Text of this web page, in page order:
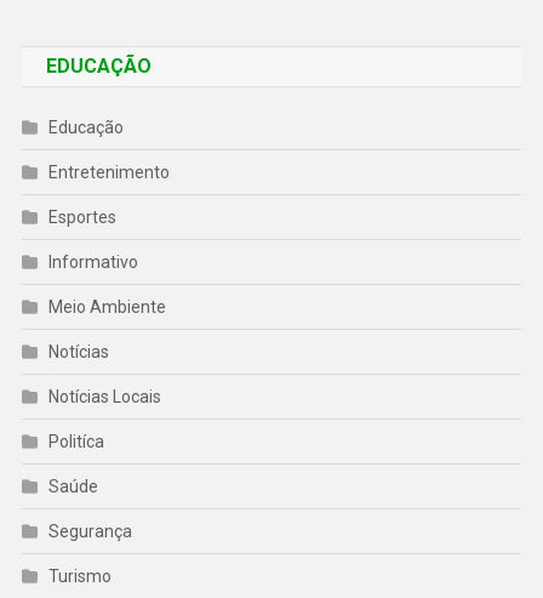
EDUCAÇÃO
Educação
Entretenimento
Esportes
Informativo
Meio Ambiente
Notícias
Notícias Locais
Politíca
Saúde
Segurança
Turismo